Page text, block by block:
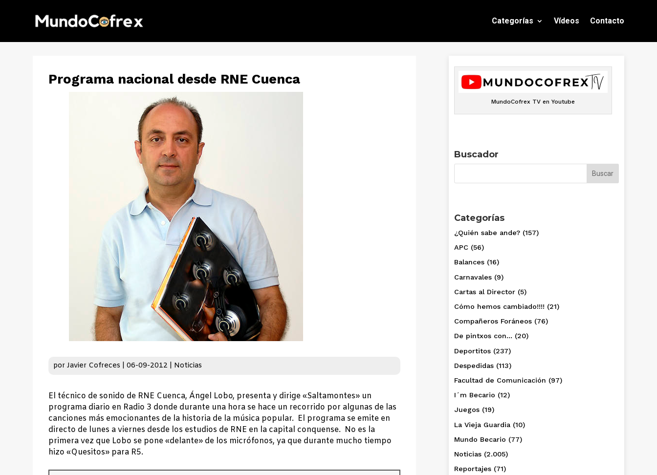
Categorías Vídeos Contacto
Programa nacional desde RNE Cuenca
porJavier Cofreces |06-09-2012 Noticias
El técnico de sonido de RNE Cuenca, Ángel Lobo, presenta y dirige «Saltamontes» un
programa diario en Radio 3 donde durante una hora se hace un recorrido por algunas de las
canciones más emocionantes de la historia de la música popular. El programa se emite en
directo de lunes a viernes desde los estudios de RNE en la capital conquense. No es la
primera vez que Lobo se pone «delante» de los micrófonos, ya que durante mucho tiempo
hizo «Quesitos» para R5.
MundoCofrex TV en Youtube
Buscador
Categorías
¿Quién sabe ande? (157)
APC (56)
Balances (16)
Carnavales (9)
Cartas al Director (5)
Cómo hemos cambiado!!!! (21)
Compañeros Foráneos (76)
De pintxos con… (20)
Deportitos (237)
Despedidas (113)
Facultad de Comunicación (97)
I´m Becario (12)
Juegos (19)
La Vieja Guardia (10)
Mundo Becario (77)
Noticias (2.005)
Reportajes (71)